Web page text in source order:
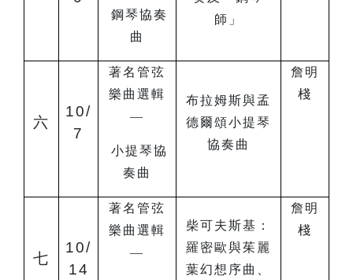
鋼琴協奏
曲
師」
六
10/
7
著名管弦
樂曲選輯
—
小提琴協
奏曲
布拉姆斯與孟
德爾頌小提琴
協奏曲
詹明
棧
七
10/
14
著名管弦
樂曲選輯
—
柴可夫斯基：
羅密歐與茱麗
葉幻想序曲、
詹明
棧